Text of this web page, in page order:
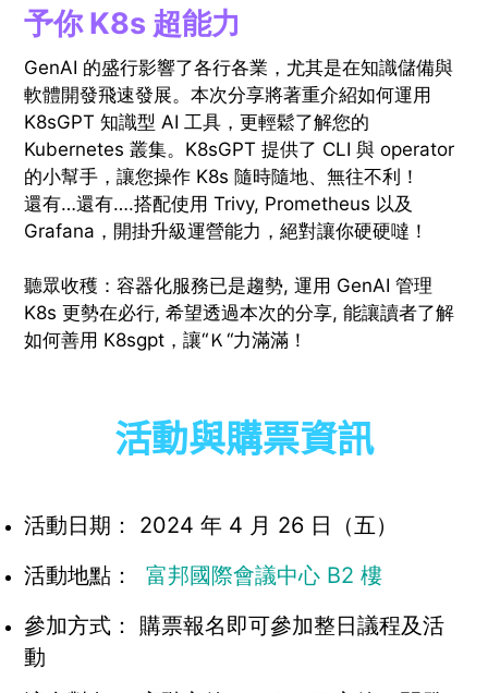
予你 K8s 超能力
GenAI 的盛行影響了各行各業，尤其是在知識儲備與
軟體開發飛速發展。本次分享將著重介紹如何運用
K8sGPT 知識型 AI 工具，更輕鬆了解您的
Kubernetes 叢集。K8sGPT 提供了 CLI 與 operator
的小幫手，讓您操作 K8s 隨時隨地、無往不利！
還有…還有….搭配使用 Trivy, Prometheus 以及
Grafana，開掛升級運營能力，絕對讓你硬硬噠！
聽眾收穫：容器化服務已是趨勢, 運用 GenAI 管理
K8s 更勢在必行, 希望透過本次的分享, 能讓讀者了解
如何善用 K8sgpt，讓“Ｋ“力滿滿！
活動與購票資訊
活動日期： 2024 年 4 月 26 日（五）
活動地點：
富邦國際會議中心 B2 樓
參加方式： 購票報名即可參加整日議程及活
動